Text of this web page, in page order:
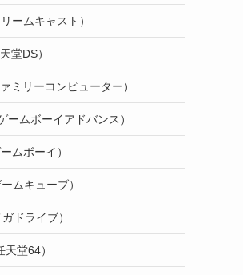
ームキャスト）
堂DS）
ミリーコンピューター）
ームボーイアドバンス）
ムボーイ）
ムキューブ）
ドライブ）
天堂64）